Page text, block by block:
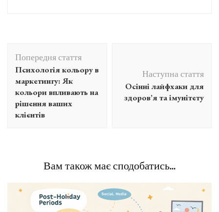
по
запису
Попередня стаття
Психологія кольору в
маркетингу: Як
кольори впливають на
рішення ваших
клієнтів
Наступна стаття
Осінні лайфхаки для
здоров’я та імунітету
Вам також має сподобатись...